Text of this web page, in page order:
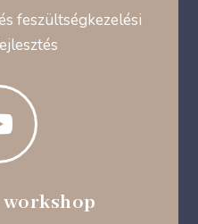
feszültségkezelési